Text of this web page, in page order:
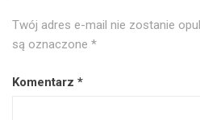
Twój adres e-mail nie zostanie
są oznaczone *
Komentarz *